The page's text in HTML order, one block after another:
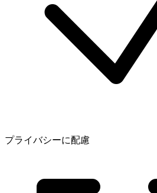
プライバシーに配慮